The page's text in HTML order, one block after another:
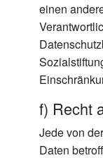
einen
f) Recht
Jede von
Daten